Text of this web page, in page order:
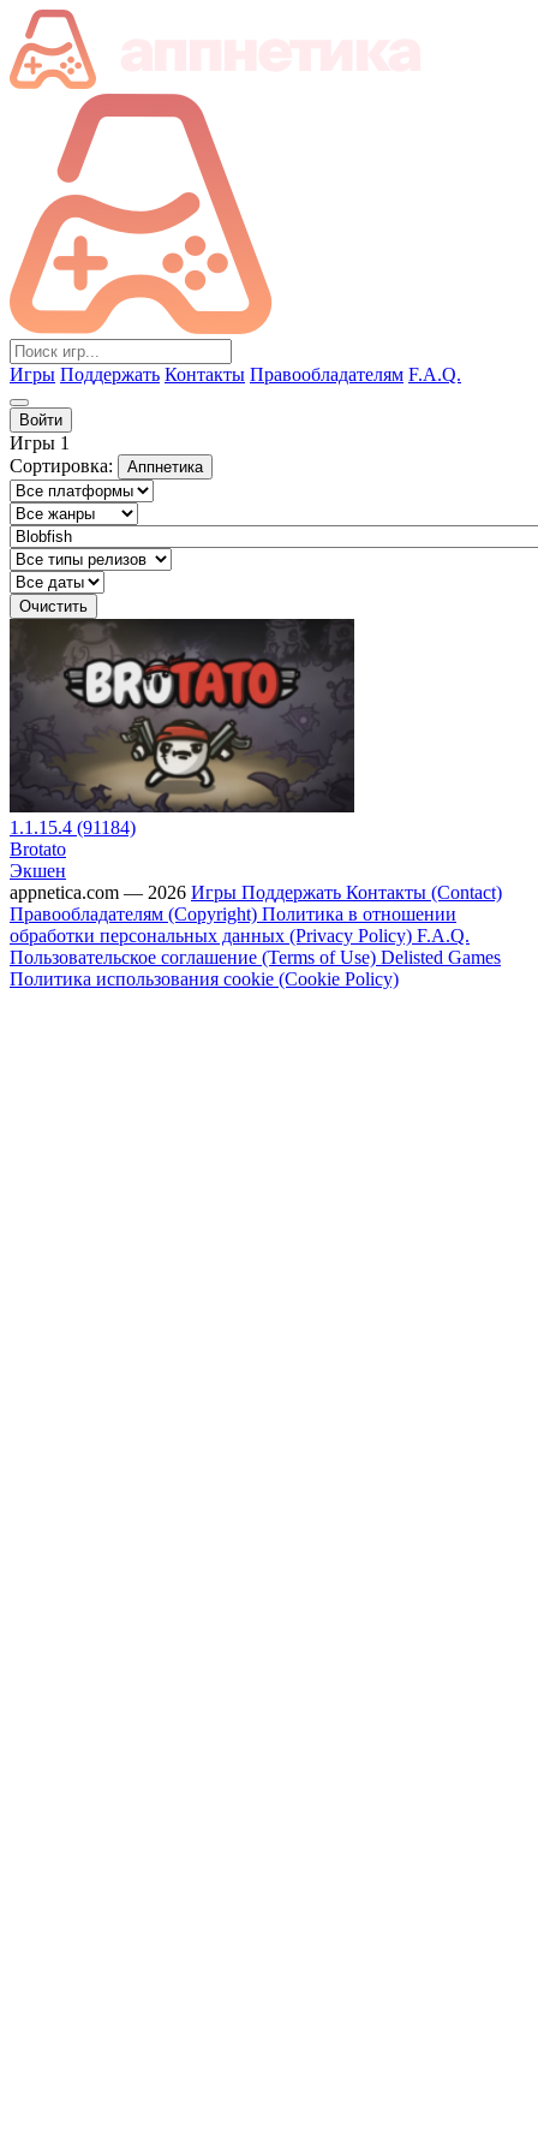
Игры Поддержать Контакты Правообладателям F.A.Q.
Войти
Игры 1
Сортировка:
Аппнетика
Очистить
1.1.15.4 (91184)
Brotato
Экшен
appnetica.com — 2026 Игры Поддержать Контакты (Contact)
Правообладателям (Copyright) Политика в отношении
обработки персональных данных (Privacy Policy) F.A.Q.
Пользовательское соглашение (Terms of Use) Delisted Games
Политика использования cookie (Cookie Policy)